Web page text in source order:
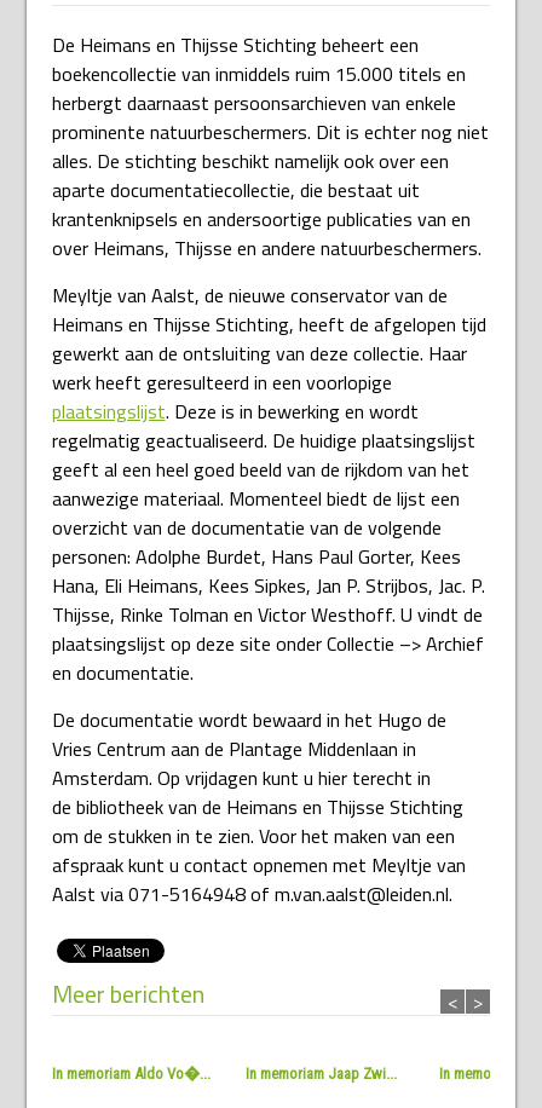
De Heimans en Thijsse Stichting beheert een
boekencollectie van inmiddels ruim 15.000 titels en
herbergt daarnaast persoonsarchieven van enkele
prominente natuurbeschermers. Dit is echter nog niet
alles. De stichting beschikt namelijk ook over een
aparte documentatiecollectie, die bestaat uit
krantenknipsels en andersoortige publicaties van en
over Heimans, Thijsse en andere natuurbeschermers.
Meyltje van Aalst, de nieuwe conservator van de
Heimans en Thijsse Stichting, heeft de afgelopen tijd
gewerkt aan de ontsluiting van deze collectie. Haar
werk heeft geresulteerd in een voorlopige
plaatsingslijst. Deze is in bewerking en wordt
regelmatig geactualiseerd. De huidige plaatsingslijst
geeft al een heel goed beeld van de rijkdom van het
aanwezige materiaal. Momenteel biedt de lijst een
overzicht van de documentatie van de volgende
personen: Adolphe Burdet, Hans Paul Gorter, Kees
Hana, Eli Heimans, Kees Sipkes, Jan P. Strijbos, Jac. P.
Thijsse, Rinke Tolman en Victor Westhoff. U vindt de
plaatsingslijst op deze site onder Collectie –> Archief
en documentatie.
De documentatie wordt bewaard in het Hugo de
Vries Centrum aan de Plantage Middenlaan in
Amsterdam. Op vrijdagen kunt u hier terecht in
de bibliotheek van de Heimans en Thijsse Stichting
om de stukken in te zien. Voor het maken van een
afspraak kunt u contact opnemen met Meyltje van
Aalst via 071-5164948 of m.van.aalst@leiden.nl.
Meer berichten
In memoriam Aldo Vo�... In memoriam Jaap Zwi... In memoriam
< >